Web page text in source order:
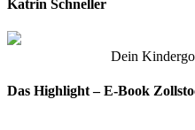
Katrin Schneller
Dein
Das Highlight – E-Book